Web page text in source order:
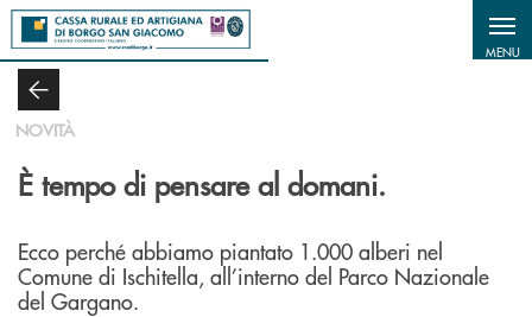
Salta al contenuto principale
MENU
NOVITÀ
È tempo di pensare al domani.
Ecco perché abbiamo piantato 1.000 alberi nel
Comune di Ischitella, all’interno del Parco Nazionale
del Gargano.